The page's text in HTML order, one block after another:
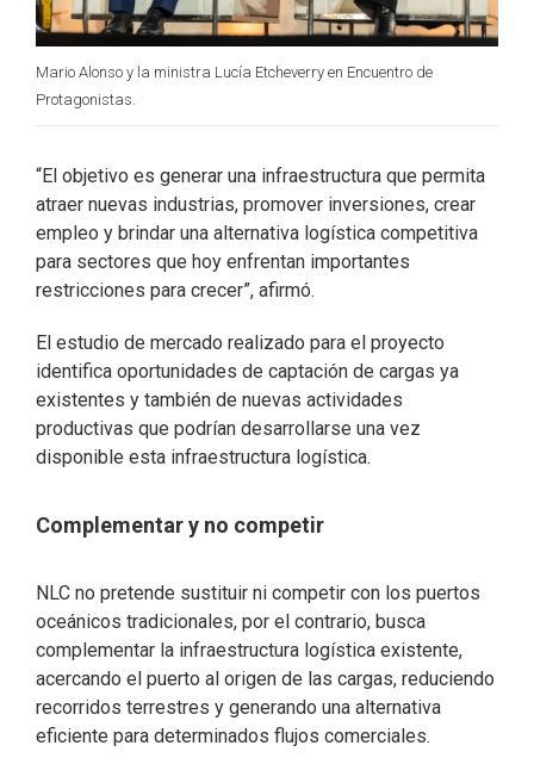
Mario Alonso y la ministra Lucía Etcheverry en Encuentro de
Protagonistas.
“El objetivo es generar una infraestructura que permita
atraer nuevas industrias, promover inversiones, crear
empleo y brindar una alternativa logística competitiva
para sectores que hoy enfrentan importantes
restricciones para crecer”, afirmó.
El estudio de mercado realizado para el proyecto
identifica oportunidades de captación de cargas ya
existentes y también de nuevas actividades
productivas que podrían desarrollarse una vez
disponible esta infraestructura logística.
Complementar y no competir
NLC no pretende sustituir ni competir con los puertos
oceánicos tradicionales, por el contrario, busca
complementar la infraestructura logística existente,
acercando el puerto al origen de las cargas, reduciendo
recorridos terrestres y generando una alternativa
eficiente para determinados flujos comerciales.